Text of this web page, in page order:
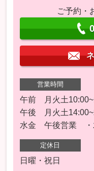
ご予約・
営業時間
午前 月火土
午後 月火土
水金 午後営業 ・
定休日
日曜・祝日